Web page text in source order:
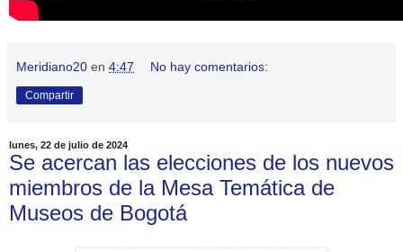
Meridiano20 en 4:47 No hay comentarios:
Compartir
lunes, 22 de julio de 2024
Se acercan las elecciones de los nuevos
miembros de la Mesa Temática de
Museos de Bogotá